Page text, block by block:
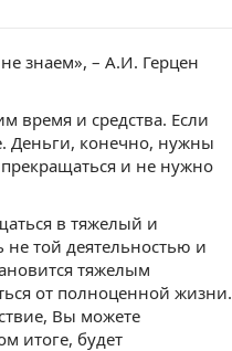
знаем», – А.И. Герцен
время и средства. Если
Деньги, конечно, нужны
и не нужно
в тяжелый и
не той деятельностью и
тяжелым
от полноценной жизни.
Вы можете
итоге, будет